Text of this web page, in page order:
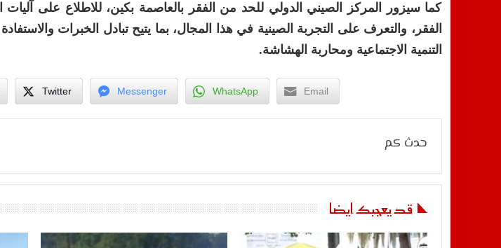
كما سيزور المركز الصيني الدولي للحد من الفقر بالعاصمة بكين، للاطلاع على
الفقر، والتعرف على التجربة الصينية في هذا المجال، بما يتيح تبادل الخبرات
التنمية الاجتماعية ومحاربة الهشاشة.
Twitter Messenger WhatsApp Email
حدث كم
قد يعجبك ايضا